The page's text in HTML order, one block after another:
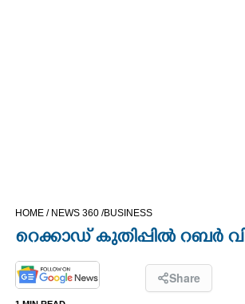
OPINION
HOME / NEWS 360 /BUSINESS
റെക്കാഡ് കുതിപ്പിൽ റബർ
Share